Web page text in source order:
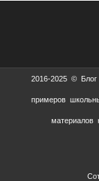
2016-2025 © Блог
примеров
материалов